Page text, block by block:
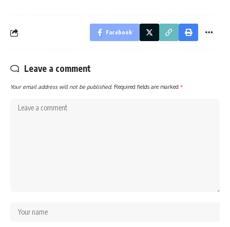
Facebook
Leave a comment
Your email address will not be published. Required fields are marked *